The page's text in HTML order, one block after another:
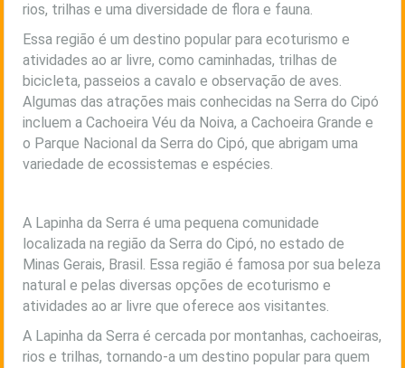
rios, trilhas e uma diversidade de flora e fauna.
Essa região é um destino popular para ecoturismo e
atividades ao ar livre, como caminhadas, trilhas de
bicicleta, passeios a cavalo e observação de aves.
Algumas das atrações mais conhecidas na Serra do Cipó
incluem a Cachoeira Véu da Noiva, a Cachoeira Grande e
o Parque Nacional da Serra do Cipó, que abrigam uma
variedade de ecossistemas e espécies.
A Lapinha da Serra é uma pequena comunidade
localizada na região da Serra do Cipó, no estado de
Minas Gerais, Brasil. Essa região é famosa por sua beleza
natural e pelas diversas opções de ecoturismo e
atividades ao ar livre que oferece aos visitantes.
A Lapinha da Serra é cercada por montanhas, cachoeiras,
rios e trilhas, tornando-a um destino popular para quem